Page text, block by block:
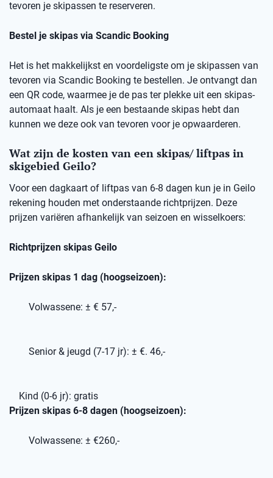
tevoren je skipassen te reserveren.
Bestel je skipas via Scandic Booking
Het is het makkelijkst en voordeligste om je skipassen van
tevoren via Scandic Booking te bestellen. Je ontvangt dan
een QR code, waarmee je de pas ter plekke uit een skipas-
automaat haalt. Als je een bestaande skipas hebt dan
kunnen we deze ook van tevoren voor je opwaarderen.
Wat zijn de kosten van een skipas/ liftpas in
skigebied Geilo?
Voor een dagkaart of liftpas van 6-8 dagen kun je in Geilo
rekening houden met onderstaande richtprijzen. Deze
prijzen variëren afhankelijk van seizoen en wisselkoers:
Richtprijzen skipas Geilo
Prijzen skipas 1 dag (hoogseizoen):
Volwassene: ± € 57,-
Senior & jeugd (7-17 jr): ± €. 46,-
Kind (0-6 jr): gratis
Prijzen skipas 6-8 dagen (hoogseizoen):
Volwassene: ± €260,-